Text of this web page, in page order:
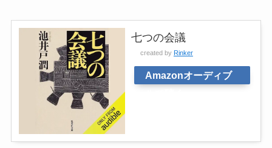
七つの会議
created by Rinker
Amazonオーディブ